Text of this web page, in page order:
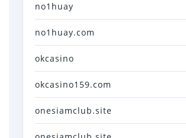
no1huay
no1huay.com
okcasino
okcasino159.com
onesiamclub.site